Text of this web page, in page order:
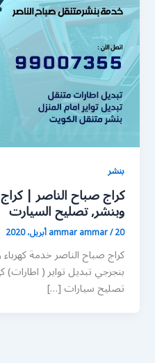
بنشر
وبنشر, تصليح السيارت
ammar ammar/20 أبريل، 2020
كراج صباح الناصر خدمة
بنجرجي تبديل تواير ( اطارات)
تصليح سيارات […]